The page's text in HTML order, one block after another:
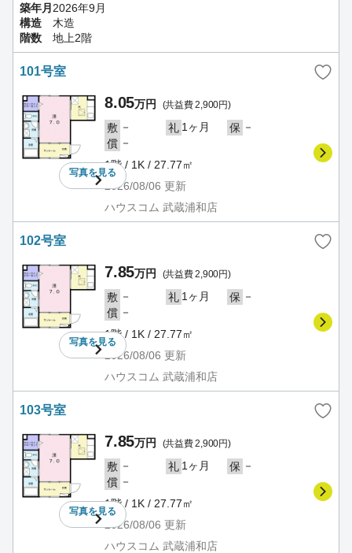
築年月 2026年9月
構造
木造
階数
地上2階
101号室
写真を見る
8.05万円 (共益費 2,900円)
敷 － 礼 1ヶ月 保 －
償 －
1階 / 1K / 27.77㎡
2026/08/06 更新
ハウスコム 武蔵浦和店
102号室
写真を見る
7.85万円 (共益費 2,900円)
敷 － 礼 1ヶ月 保 －
償 －
1階 / 1K / 27.77㎡
2026/08/06 更新
ハウスコム 武蔵浦和店
103号室
写真を見る
7.85万円 (共益費 2,900円)
敷 － 礼 1ヶ月 保 －
償 －
1階 / 1K / 27.77㎡
2026/08/06 更新
ハウスコム 武蔵浦和店